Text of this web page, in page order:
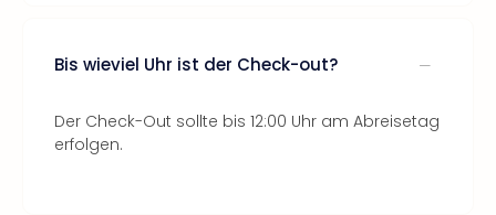
Bis wieviel Uhr ist der Check-out?
Der Check-Out sollte bis 12:00 Uhr am Abreisetag
erfolgen.